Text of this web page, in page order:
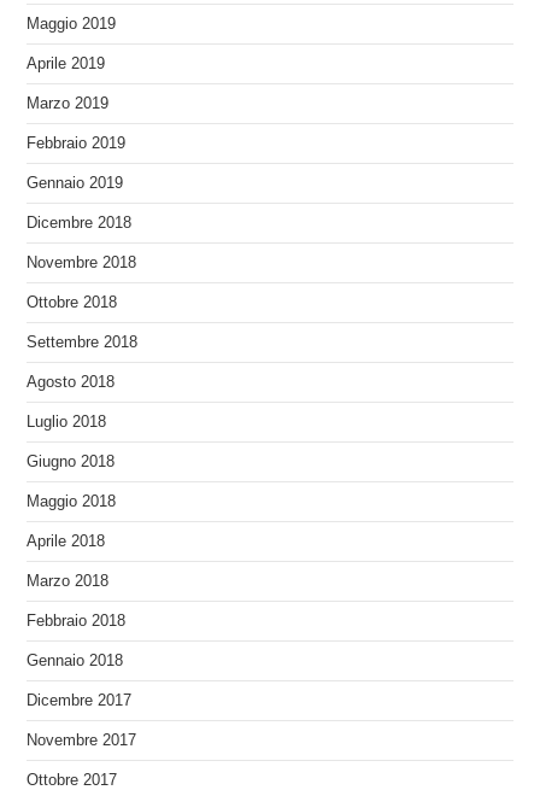
Maggio 2019
Aprile 2019
Marzo 2019
Febbraio 2019
Gennaio 2019
Dicembre 2018
Novembre 2018
Ottobre 2018
Settembre 2018
Agosto 2018
Luglio 2018
Giugno 2018
Maggio 2018
Aprile 2018
Marzo 2018
Febbraio 2018
Gennaio 2018
Dicembre 2017
Novembre 2017
Ottobre 2017